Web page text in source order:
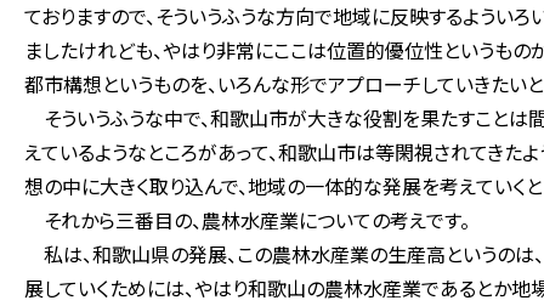
ておりますので、そういうふうな方向で地域に反映するようい
ましたけれども、やはり非常にここは位置的優位性というも
都市構想というものを、いろんな形でアプローチしていきたいと
そういうふうな中で、和歌山市が大きな役割を果たすこと
えているようなところがあって、和歌山市は等閑視されてき
想の中に大きく取り込んで、地域の一体的な発展を考えていく
それから三番目の、農林水産業についての考えです。
私は、和歌山県の発展、この農林水産業の生産高というのは
展していくためには、やはり和歌山の農林水産業であるとか